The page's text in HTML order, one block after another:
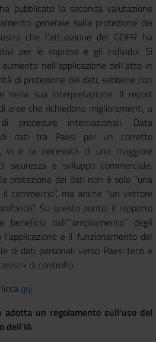
pubblicato la seconda valutazione
generale sulla protezione dei
che l'attuazione del GDPR ha
per le imprese e gli individui. Si
nell’applicazione dell’atto in
di protezione dei dati, sebbene con
nella sua interpretazione. Il report
aree che richiedono miglioramenti, a
procedure internazionali. Data
di dati tra Paesi per un corretto
vi è la necessità di una maggiore
sicurezza e sviluppo commerciale.
protezione dei dati non è solo “una
commercio”, ma anche “un vettore
Su questo punto, il rapporto
dall'“ampliamento” degli
e il funzionamento del
di dati personali verso Paesi terzi e
di controllo.
qui
un regolamento sull'uso del
dell'IA